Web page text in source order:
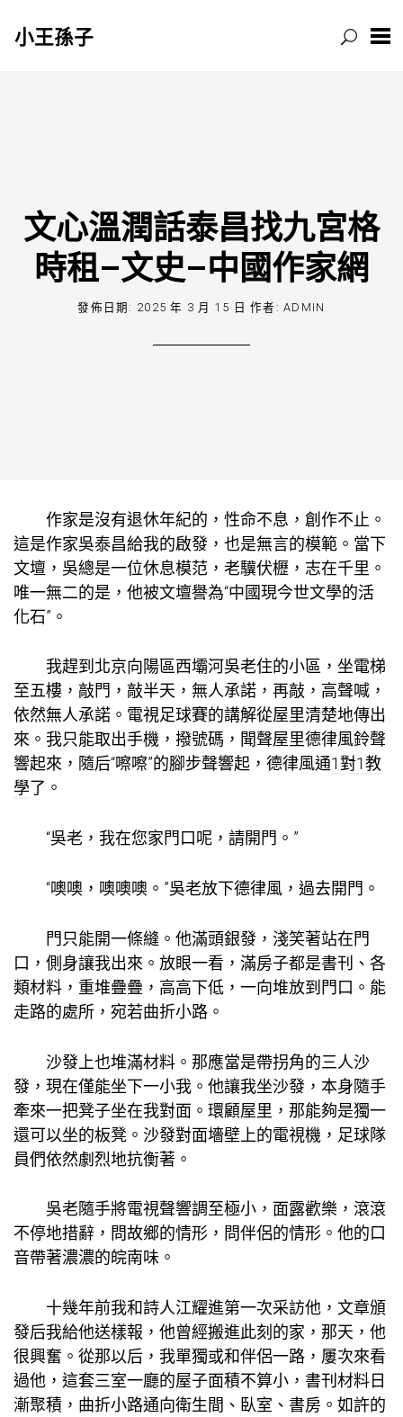
小王孫子
文心溫潤話泰昌找九宮格
時租–文史–中國作家網
發佈日期: 2025 年 3 月 15 日 作者:ADMIN
作家是沒有退休年紀的，性命不息，創作不止。
這是作家吳泰昌給我的啟發，也是無言的模範。當下
文壇，吳總是一位休息模范，老驥伏櫪，志在千里。
唯一無二的是，他被文壇譽為“中國現今世文學的活
化石”。
我趕到北京向陽區西壩河吳老住的小區，坐電梯
至五樓，敲門，敲半天，無人承諾，再敲，高聲喊，
依然無人承諾。電視足球賽的講解從屋里清楚地傳出
來。我只能取出手機，撥號碼，聞聲屋里德律風鈴聲
響起來，隨后“嚓嚓”的腳步聲響起，德律風通1對1教
學了。
“吳老，我在您家門口呢，請開門。”
“噢噢，噢噢噢。”吳老放下德律風，過去開門。
門只能開一條縫。他滿頭銀發，淺笑著站在門
口，側身讓我出來。放眼一看，滿房子都是書刊、各
類材料，重堆疊疊，高高下低，一向堆放到門口。能
走路的處所，宛若曲折小路。
沙發上也堆滿材料。那應當是帶拐角的三人沙
發，現在僅能坐下一小我。他讓我坐沙發，本身隨手
牽來一把凳子坐在我對面。環顧屋里，那能夠是獨一
還可以坐的板凳。沙發對面墻壁上的電視機，足球隊
員們依然劇烈地抗衡著。
吳老隨手將電視聲響調至極小，面露歡樂，滾滾
不停地措辭，問故鄉的情形，問伴侶的情形。他的口
音帶著濃濃的皖南味。
十幾年前我和詩人江耀進第一次采訪他，文章頒
發后我給他送樣報，他曾經搬進此刻的家，那天，他
很興奮。從那以后，我單獨或和伴侶一路，屢次來看
過他，這套三室一廳的屋子面積不算小，書刊材料日
漸聚積，曲折小路通向衛生間、臥室、書房。如許的